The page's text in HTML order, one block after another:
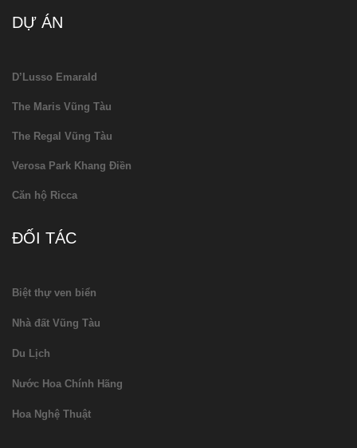
DỰ ÁN
D’Lusso Emarald
The Maris Vũng Tàu
The Regal Vũng Tàu
Verosa Park Khang Điền
Căn hộ Ricca
ĐỐI TÁC
Biệt thự ven biển
Nhà đất Vũng Tàu
Du Lịch
Nước Hoa Chính Hãng
Hoa Nghệ Thuật